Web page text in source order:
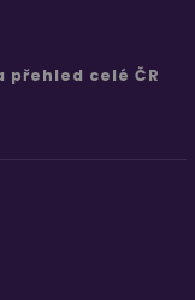
přehled celé ČR